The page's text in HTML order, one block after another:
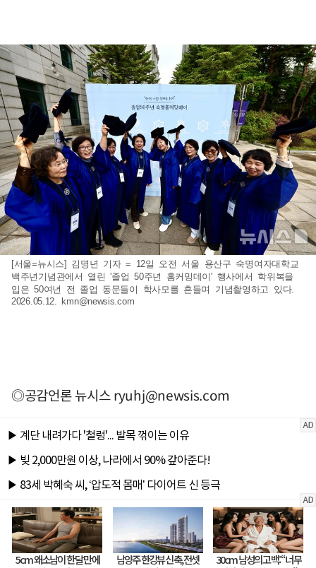
[서울=뉴시스] 김명년 기자 = 12일 오전 서울 용산구 숙명여자대학교
백주년기념관에서 열린 '졸업 50주년 홈커밍데이' 행사에서 학위복을
입은 50여년 전 졸업 동문들이 학사모를 흔들며 기념촬영하고 있다.
2026.05.12. kmn@newsis.com
◎공감언론 뉴시스ryuhj@newsis.com